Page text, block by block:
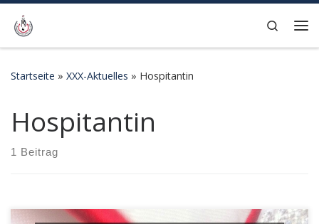
Zum Inhalt springen
Search
Startseite » XXX-Aktuelles » Hospitantin
Hospitantin
1 Beitrag